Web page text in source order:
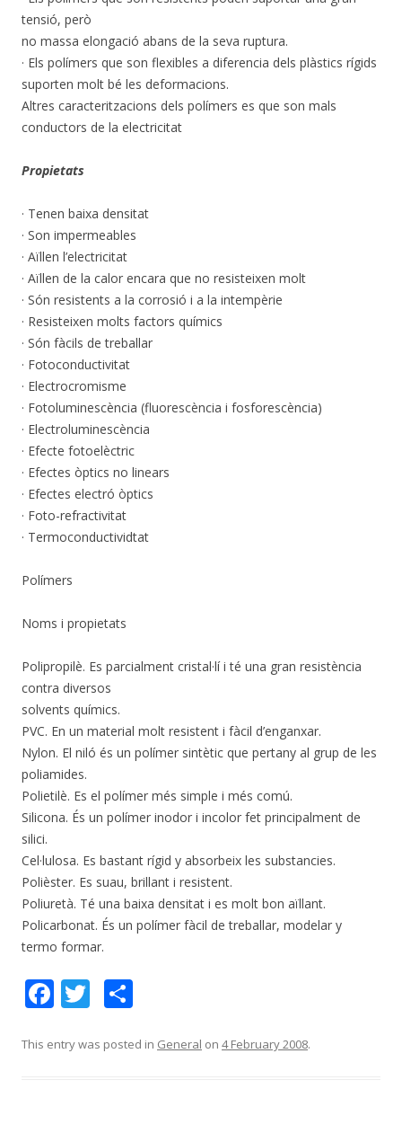
tensió, però
no massa elongació abans de la seva ruptura.
· Els polímers que son flexibles a diferencia dels plàstics rígids
suporten molt bé les deformacions.
Altres caracteritzacions dels polímers es que son mals
conductors de la electricitat
Propietats
· Tenen baixa densitat
· Son impermeables
· Aïllen l’electricitat
· Aïllen de la calor encara que no resisteixen molt
· Són resistents a la corrosió i a la intempèrie
· Resisteixen molts factors químics
· Són fàcils de treballar
· Fotoconductivitat
· Electrocromisme
· Fotoluminescència (fluorescència i fosforescència)
· Electroluminescència
· Efecte fotoelèctric
· Efectes òptics no linears
· Efectes electró òptics
· Foto-refractivitat
· Termoconductividtat
Polímers
Noms i propietats
Polipropilè. Es parcialment cristal·lí i té una gran resistència
contra diversos
solvents químics.
PVC. En un material molt resistent i fàcil d’enganxar.
Nylon. El niló és un polímer sintètic que pertany al grup de les
poliamides.
Polietilè. Es el polímer més simple i més comú.
Silicona. És un polímer inodor i incolor fet principalment de
silici.
Cel·lulosa. Es bastant rígid y absorbeix les substancies.
Polièster. Es suau, brillant i resistent.
Poliuretà. Té una baixa densitat i es molt bon aïllant.
Policarbonat. És un polímer fàcil de treballar, modelar y
termo formar.
F
e
T
itt ar
This entry was posted in General on 4 February 2008.